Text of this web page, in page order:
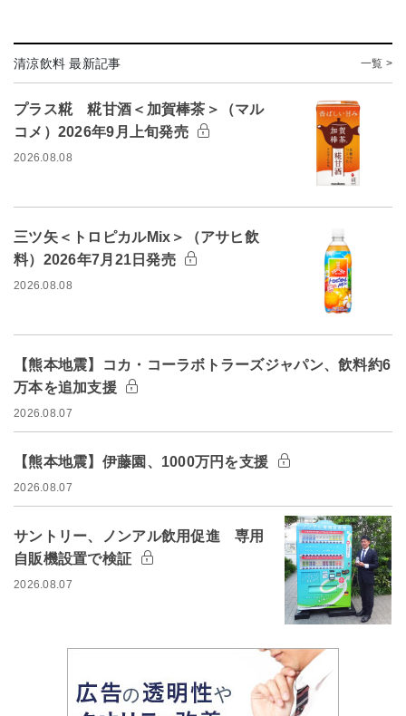
清涼飲料 最新記事 一覧 >
プラス糀 糀甘酒＜加賀棒茶＞（マル
コメ）2026年9月上旬発売
2026.08.08
三ツ矢＜トロピカルMix＞（アサヒ飲
料）2026年7月21日発売
2026.08.08
【熊本地震】コカ・コーラボトラーズジャパン、飲料約6
万本を追加支援
2026.08.07
【熊本地震】伊藤園、1000万円を支援
2026.08.07
サントリー、ノンアル飲用促進 専用
自販機設置で検証
2026.08.07